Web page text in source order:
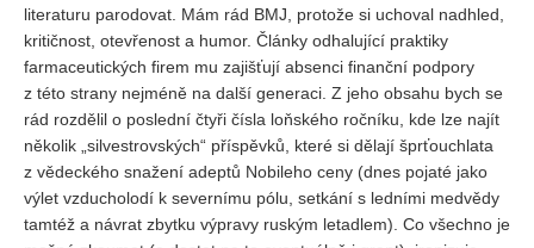
literaturu parodovat. Mám rád BMJ, protože si uchoval nadhled,
kritičnost, otevřenost a humor. Články odhalující praktiky
farmaceutických firem mu zajišťují absenci finanční podpory
z této strany nejméně na další generaci. Z jeho obsahu bych se
rád rozdělil o poslední čtyři čísla loňského ročníku, kde lze najít
několik „silvestrovských“ příspěvků, které si dělají šprťouchlata
z vědeckého snažení adeptů Nobileho ceny (dnes pojaté jako
výlet vzducholodí k severnímu pólu, setkání s ledními medvědy
tamtéž a návrat zbytku výpravy ruským letadlem). Co všechno je